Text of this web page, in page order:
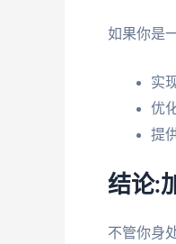
如果你是
实
优
提
结论:
不管你身